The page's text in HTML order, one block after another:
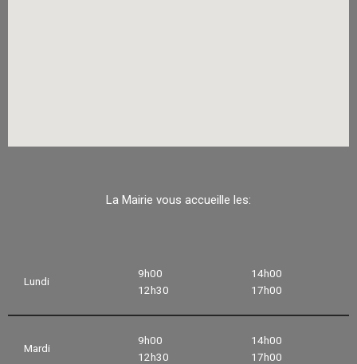
La Mairie vous accueille les:
Lundi
9h00
12h30
14h00
17h00
Mardi
9h00
12h30
14h00
17h00